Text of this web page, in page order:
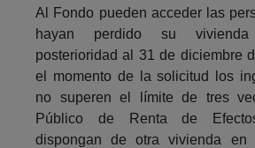
Al Fondo pueden acceder las
hayan perdido su
posterioridad al 31 de diciembre
el momento de la solicitud los
no superen el límite de tres
Público de Renta de
dispongan de otra vivienda en